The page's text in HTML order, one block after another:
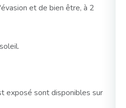
et de bien être, à 2
exposé sont disponibles sur